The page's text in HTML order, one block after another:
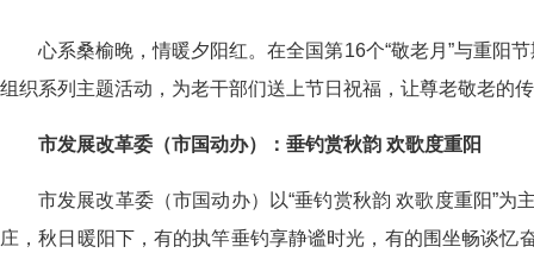
心系桑榆晚，情暖夕阳红。在全国第16个“敬老月”与重阳
组织系列主题活动，为老干部们送上节日祝福，让尊老敬老的
市发展改革委（市国动办）：垂钓赏秋韵 欢歌度重阳
市发展改革委（市国动办）以“垂钓赏秋韵 欢歌度重阳”
庄，秋日暖阳下，有的执竿垂钓享静谧时光，有的围坐畅谈